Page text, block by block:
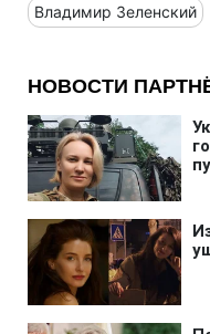
Владимир Зеленский